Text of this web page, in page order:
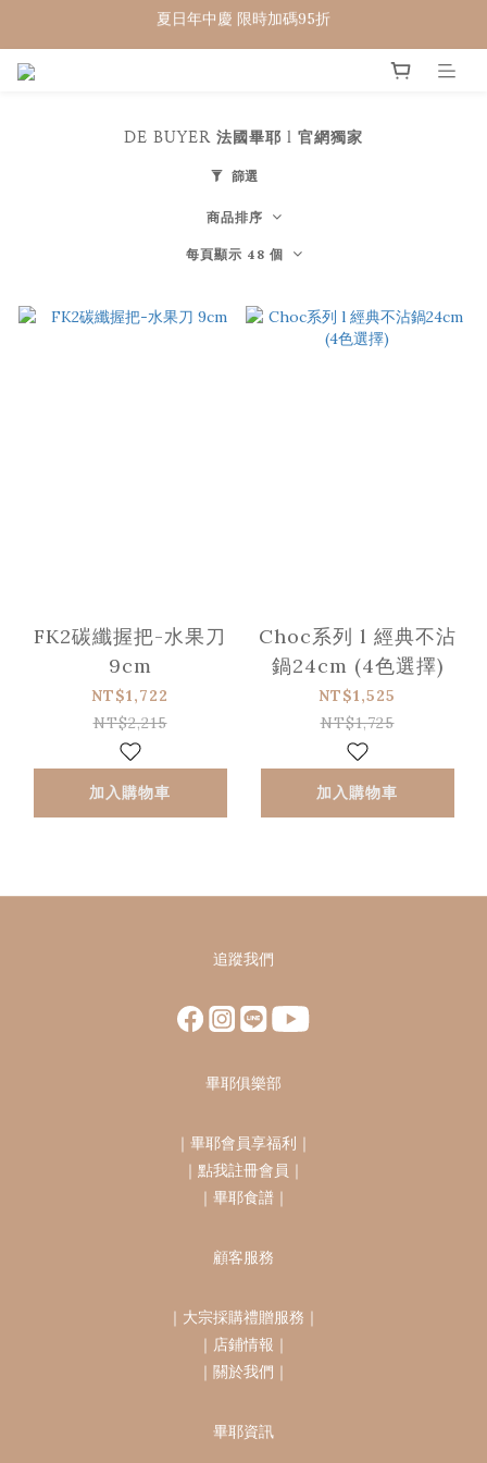
WELCOME 🇨🇵  法國畢耶餐廚
夏日年中慶 限時加碼95折
DE BUYER 法國畢耶 l 官網獨家
篩選
商品排序
每頁顯示 48 個
FK2碳纖握把-水果刀
9cm
NT$1,722
NT$2,215
加入購物車
Choc系列 l 經典不沾
鍋24cm (4色選擇)
NT$1,525
NT$1,725
加入購物車
追蹤我們
畢耶俱樂部
｜ 畢耶會員享福利 ｜
｜ 點我註冊會員 ｜
｜ 畢耶食譜 ｜
顧客服務
｜ 大宗採購禮贈服務 ｜
｜ 店鋪情報 ｜
｜ 關於我們 ｜
畢耶資訊